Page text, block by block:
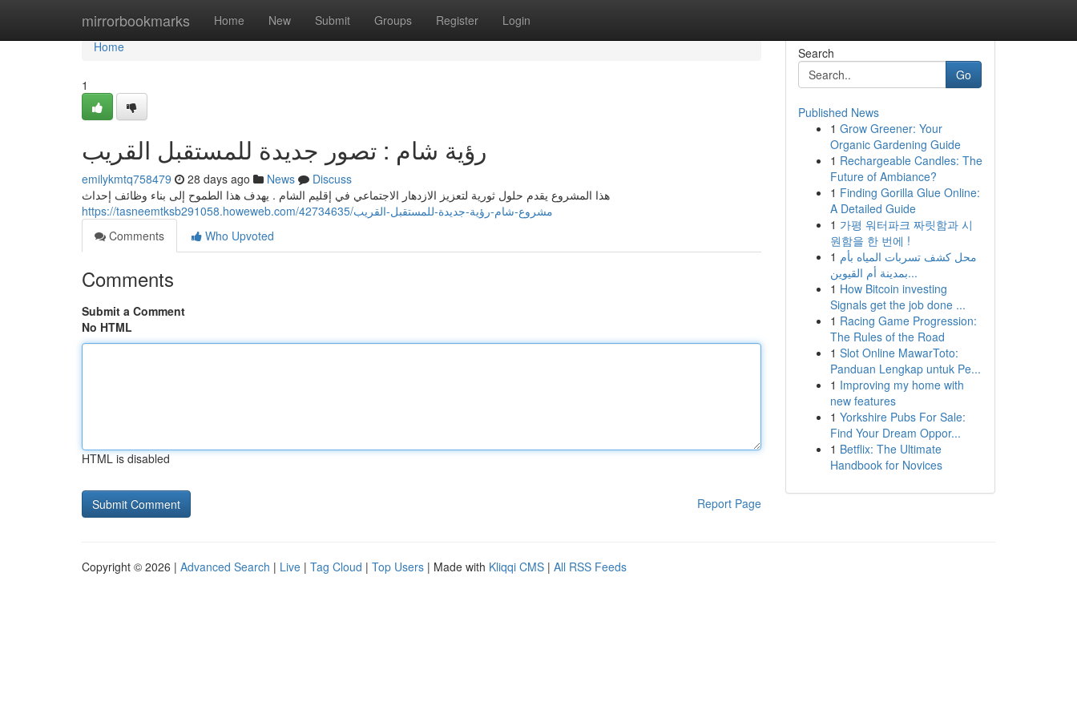
mirrorbookmarks Home New Submit Groups Register Login
Home
Home
1
رؤية شام : تصور جديدة للمستقبل القريب
emilykmtq758479 28 days ago News
Discuss
هذا المشروع يقدم حلول ثورية لتعزيز الازدهار الاجتماعي في إقليم الشام . يهدف هذا الطموح إلى بناء وظائف إحداث
https://tasneemtksb291058.howeweb.com/42734635/مشروع-شام-رؤية-جديدة-للمستقبل-القريب
Comments
Who Upvoted
Comments
Submit a Comment
No HTML
HTML is disabled
Report Page
Search
Go
Published News
1 Grow Greener: Your
Organic Gardening Guide
1 Rechargeable Candles: The
Future of Ambiance?
1 Finding Gorilla Glue Online:
A Detailed Guide
1 가평 워터파크 짜릿함과 시
원함을 한 번에 !
1 محل كشف تسربات المياه بأم
بمدينة أم القيوين...
1 How Bitcoin investing
Signals get the job done ...
1 Racing Game Progression:
The Rules of the Road
1 Slot Online MawarToto:
Panduan Lengkap untuk Pe...
1 Improving my home with
new features
1 Yorkshire Pubs For Sale:
Find Your Dream Oppor...
1 Betflix: The Ultimate
Handbook for Novices
Copyright © 2026 | Advanced Search | Live | Tag Cloud | Top Users | Made with Kliqqi CMS | All RSS Feeds